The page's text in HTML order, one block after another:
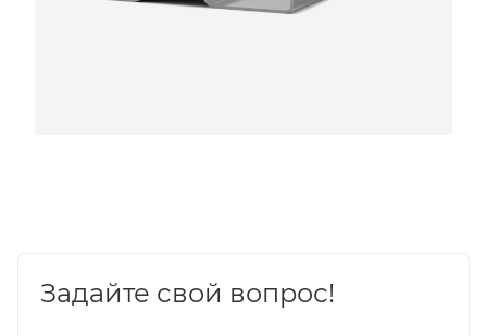
Задайте свой вопрос!